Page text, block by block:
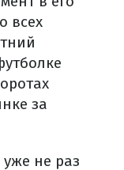
всех
за
не раз